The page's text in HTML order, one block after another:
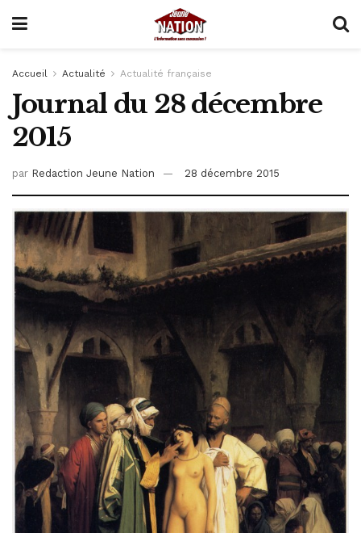
Accueil Actualité Actualité française
Journal du 28 décembre
2015
par Redaction Jeune Nation 28 décembre 2015